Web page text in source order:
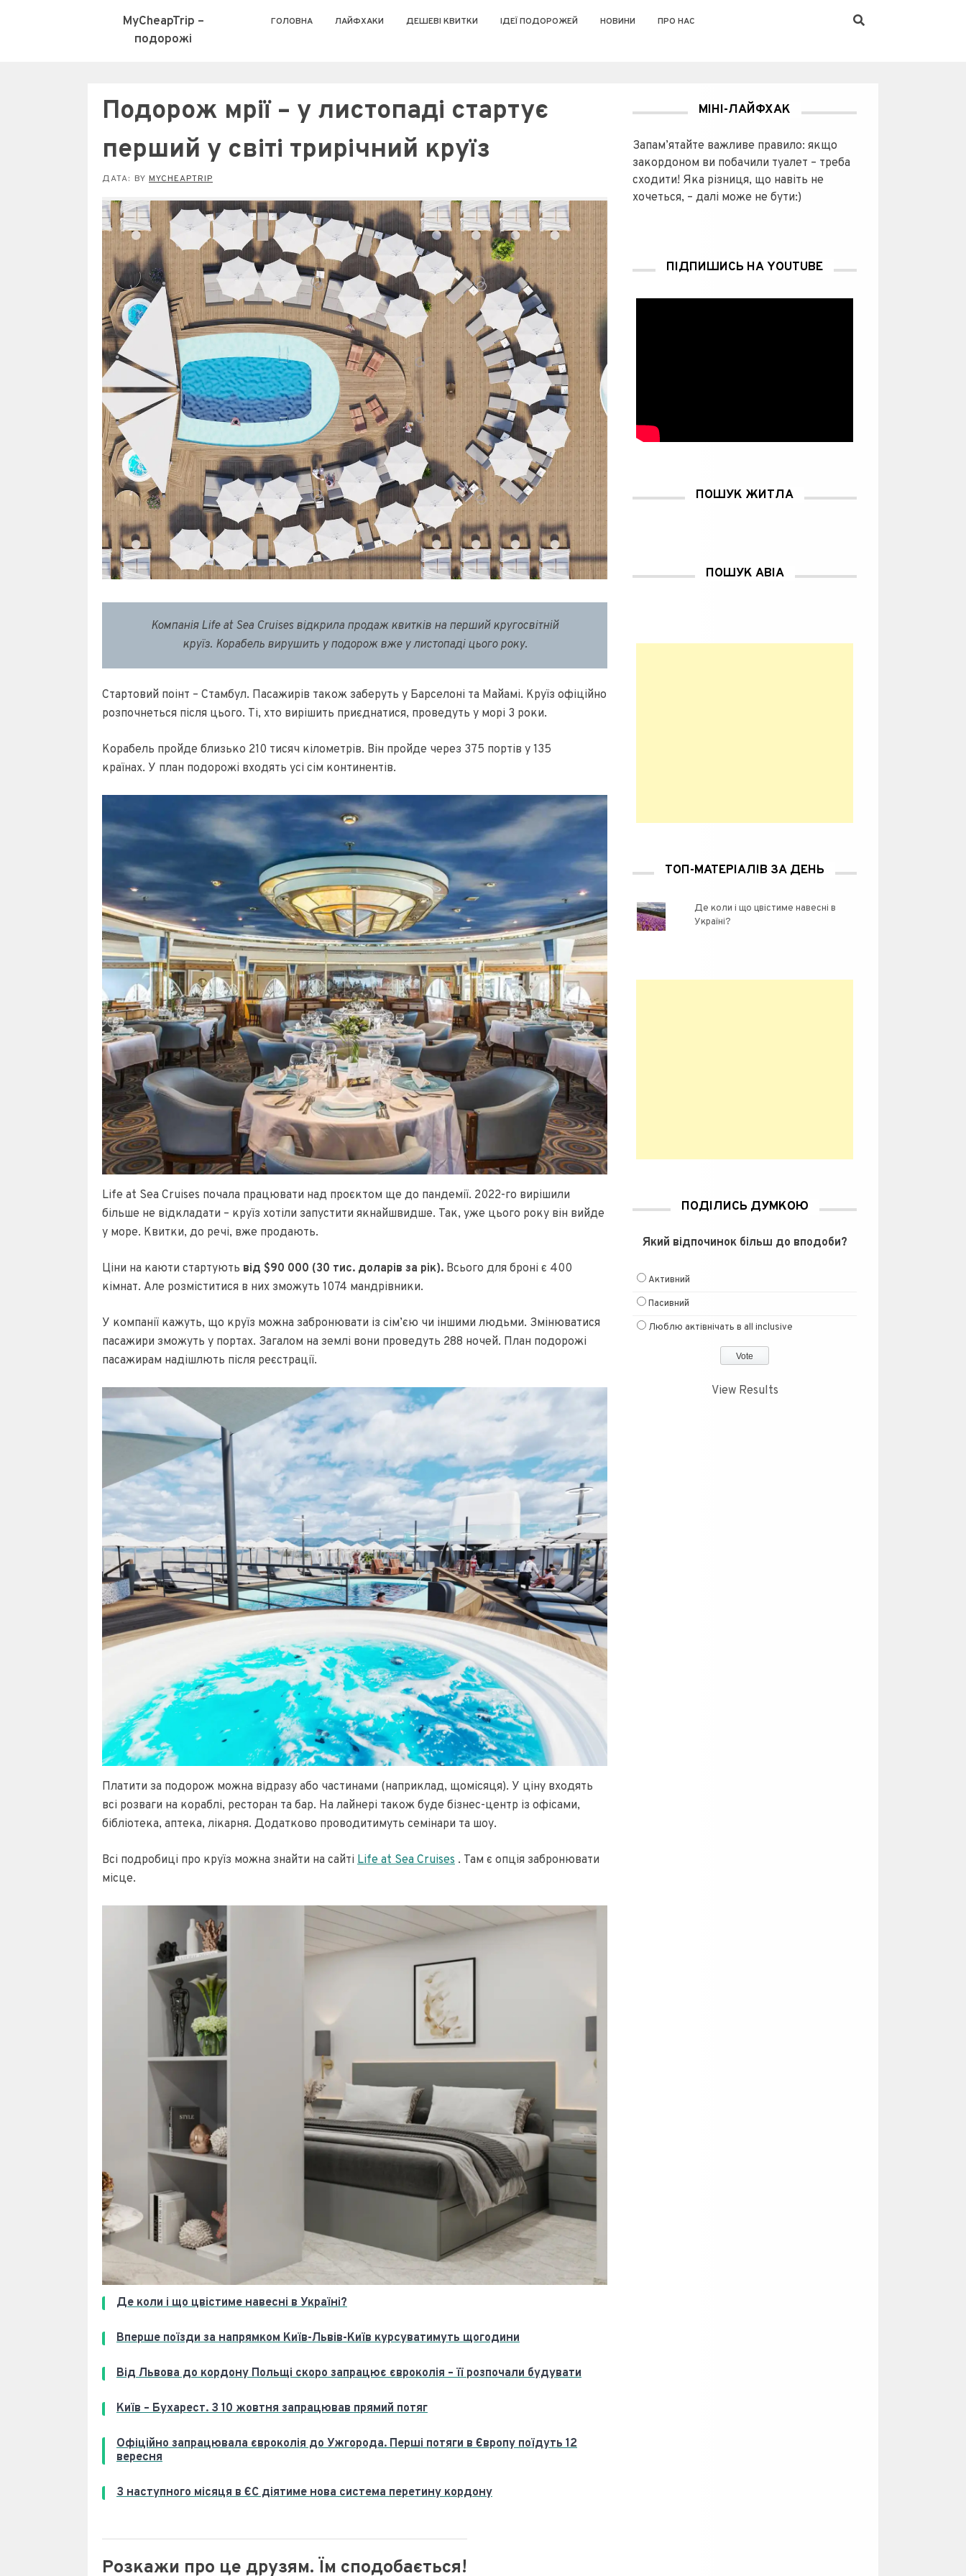
MyCheapTrip –
подорожі
ГОЛОВНА ЛАЙФХАКИ ДЕШЕВІ КВИТКИ ІДЕЇ ПОДОРОЖЕЙ НОВИНИ ПРО НАС
Подорож мрії – у листопаді стартує
перший у світі трирічний круїз
ДАТА: BY MYCHEAPTRIP
Компанія Life at Sea Cruises відкрила продаж квитків на перший кругосвітній
круїз. Корабель вирушить у подорож вже у листопаді цього року.
Стартовий поінт – Стамбул. Пасажирів також заберуть у Барселоні та Майамі. Круїз офіційно
розпочнеться після цього. Ті, хто вирішить приєднатися, проведуть у морі 3 роки.
Корабель пройде близько 210 тисяч кілометрів. Він пройде через 375 портів у 135
країнах. У план подорожі входять усі сім континентів.
Life at Sea Cruises почала працювати над проєктом ще до пандемії. 2022-го вирішили
більше не відкладати – круїз хотіли запустити якнайшвидше. Так, уже цього року він вийде
у море. Квитки, до речі, вже продають.
Ціни на каюти стартують від $90 000 (30 тис. доларів за рік). Всього для броні є 400
кімнат. Але розміститися в них зможуть 1074 мандрівники.
У компанії кажуть, що круїз можна забронювати із сім’єю чи іншими людьми. Змінюватися
пасажири зможуть у портах. Загалом на землі вони проведуть 288 ночей. План подорожі
пасажирам надішлють після реєстрації.
Платити за подорож можна відразу або частинами (наприклад, щомісяця). У ціну входять
всі розваги на кораблі, ресторан та бар. На лайнері також буде бізнес-центр із офісами,
бібліотека, аптека, лікарня. Додатково проводитимуть семінари та шоу.
Всі подробиці про круїз можна знайти на сайті Life at Sea Cruises . Там є опція забронювати
місце.
Де коли і що цвістиме навесні в Україні?
Вперше поїзди за напрямком Київ-Львів-Київ курсуватимуть щогодини
Від Львова до кордону Польщі скоро запрацює євроколія – її розпочали будувати
Київ – Бухарест. З 10 жовтня запрацював прямий потяг
Офіційно запрацювала євроколія до Ужгорода. Перші потяги в Європу поїдуть 12
вересня
З наступного місяця в ЄС діятиме нова система перетину кордону
Розкажи про це друзям. Їм сподобається!
МІНІ-ЛАЙФХАК
Запам’ятайте важливе правило: якщо
закордоном ви побачили туалет – треба
сходити! Яка різниця, що навіть не
хочеться, – далі може не бути:)
ПІДПИШИСЬ НА YOUTUBE
ПОШУК ЖИТЛА
ПОШУК АВІА
ТОП-МАТЕРІАЛІВ ЗА ДЕНЬ
Де коли і що цвістиме навесні в
Україні?
ПОДІЛИСЬ ДУМКОЮ
Який відпочинок більш до вподоби?
Активний
Пасивний
Люблю актівнічать в all inclusive
View Results